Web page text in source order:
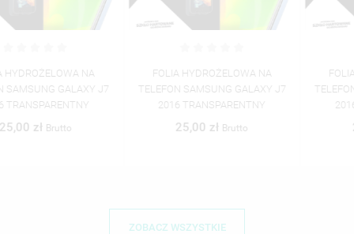
FOLIA HYDROŻELOWA NA
TELEFON SAMSUNG GALAXY J7
2016 TRANSPARENTNY
25,00 zł
FOLIA HYDROŻELOWA NA
TELEFON SAMSUNG GALAXY J7
2016 TRANSPARENTNY
25,00 zł
ZOBACZ WSZYSTKIE